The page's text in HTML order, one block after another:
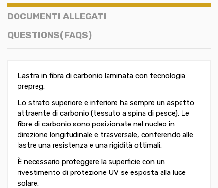
DOCUMENTI ALLEGATI
QUESTIONS(FAQS)
Lastra in fibra di carbonio laminata con tecnologia
prepreg.
Lo strato superiore e inferiore ha sempre un aspetto
attraente di carbonio (tessuto a spina di pesce). Le
fibre di carbonio sono posizionate nel nucleo in
direzione longitudinale e trasversale, conferendo alle
lastre una resistenza e una rigidità ottimali.
È necessario proteggere la superficie con un
rivestimento di protezione UV se esposta alla luce
solare.